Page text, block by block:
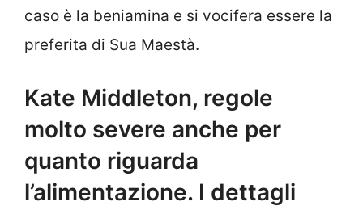
caso è la beniamina e si vocifera essere la
preferita di Sua Maestà.
Kate Middleton, regole
molto severe anche per
quanto riguarda
l’alimentazione. I dettagli